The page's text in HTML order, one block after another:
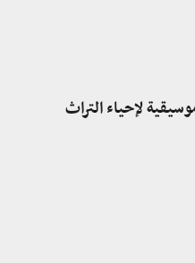
لإحياء التراث